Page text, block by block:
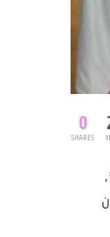
0
SHARES